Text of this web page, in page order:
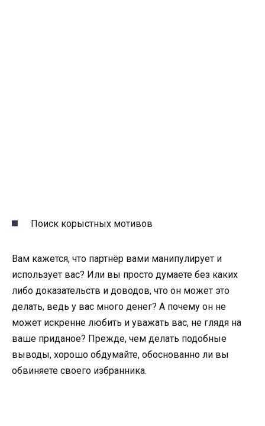
Поиск корыстных мотивов
Вам кажется, что партнёр вами манипулирует и
использует вас? Или вы просто думаете без каких
либо доказательств и доводов, что он может это
делать, ведь у вас много денег? А почему он не
может искренне любить и уважать вас, не глядя на
ваше приданое? Прежде, чем делать подобные
выводы, хорошо обдумайте, обоснованно ли вы
обвиняете своего избранника.